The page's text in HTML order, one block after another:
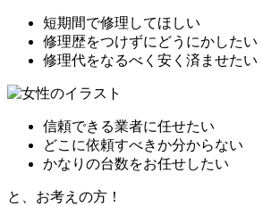
短期間で修理してほしい
修理歴をつけずにどうにかしたい
修理代をなるべく安く済ませたい
信頼できる業者に任せたい
どこに依頼すべきか分からない
かなりの台数をお任せしたい
と、お考えの方！